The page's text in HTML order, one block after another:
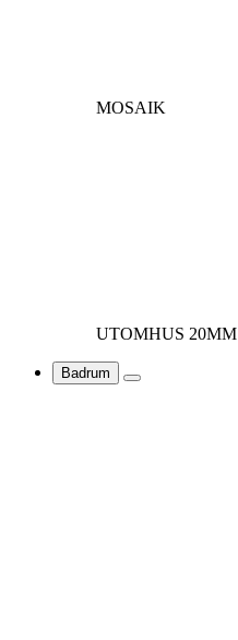
MOSAIK
UTOMHUS 20MM
Badrum